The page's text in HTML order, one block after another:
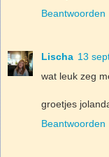
Beantwoorden
Lischa 13
wat leuk zeg
groetjes
Beantwoorden